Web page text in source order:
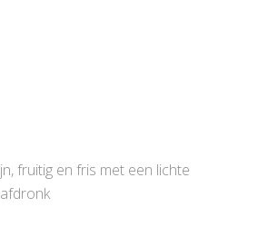
fruitig en fris met een lichte